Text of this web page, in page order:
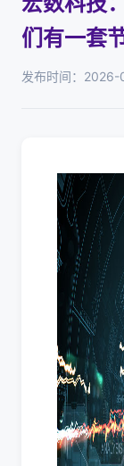
们有一套
发布时间：